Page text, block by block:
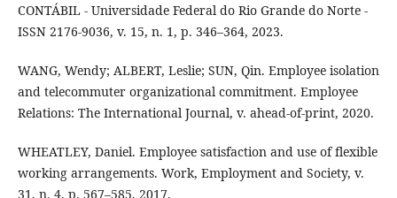
CONTÁBIL - Universidade Federal do Rio Grande do Norte -
ISSN 2176-9036, v. 15, n. 1, p. 346–364, 2023.
WANG, Wendy; ALBERT, Leslie; SUN, Qin. Employee isolation
and telecommuter organizational commitment. Employee
Relations: The International Journal, v. ahead-of-print, 2020.
WHEATLEY, Daniel. Employee satisfaction and use of flexible
working arrangements. Work, Employment and Society, v.
31, n. 4, p. 567–585, 2017.